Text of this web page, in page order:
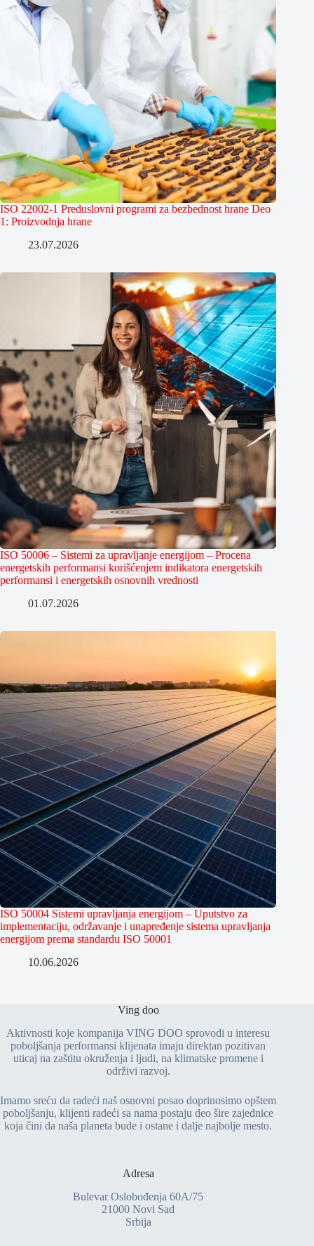
ISO 22002-1 Preduslovni programi za bezbednost hrane Deo
1: Proizvodnja hrane
23.07.2026
ISO 50006 – Sistemi za upravljanje energijom – Procena
energetskih performansi korišćenjem indikatora energetskih
performansi i energetskih osnovnih vrednosti
01.07.2026
ISO 50004 Sistemi upravljanja energijom – Uputstvo za
implementaciju, održavanje i unapređenje sistema upravljanja
energijom prema standardu ISO 50001
10.06.2026
Ving doo
Aktivnosti koje kompanija VING DOO sprovodi u interesu
poboljšanja performansi klijenata imaju direktan pozitivan
uticaj na zaštitu okruženja i ljudi, na klimatske promene i
održivi razvoj.
Imamo sreću da radeći naš osnovni posao doprinosimo opštem
poboljšanju, klijenti radeći sa nama postaju deo šire zajednice
koja čini da naša planeta bude i ostane i dalje najbolje mesto.
Adresa
Bulevar Oslobođenja 60A/75
21000 Novi Sad
Srbija